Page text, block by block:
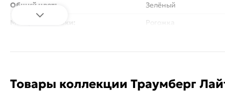
Общий цвет:
Зелёный
Материал обивки:
Рогожка
Назначение:
Гостиная, Офис
Товары коллекции Траумберг